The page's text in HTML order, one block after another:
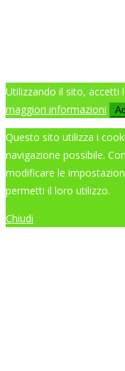
Utilizzando il sito, accetti
maggiori informazioni
Questo sito utilizza i
navigazione possibile.
modificare le
permetti il loro utilizzo.
Chiudi